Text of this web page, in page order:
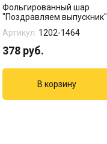
Фольгированный шар
"Поздравляем выпускник"
Артикул: 1202-1464
378 руб.